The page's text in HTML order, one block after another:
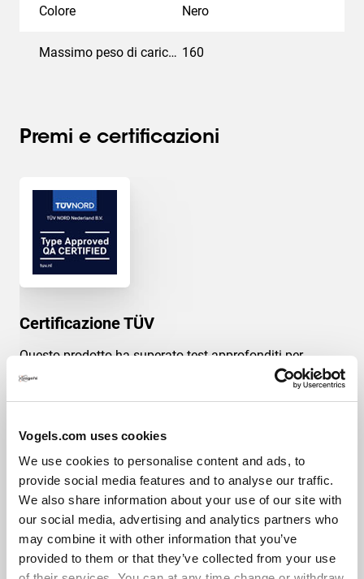
Vogels.com uses cookies
We use cookies to personalise content and ads, to
provide social media features and to analyse our traffic.
We also share information about your use of our site with
our social media, advertising and analytics partners who
may combine it with other information that you’ve
provided to them or that they’ve collected from your use
Colore Nero
Massimo peso di carico (kg) 160
Premi e certificazioni
Certificazione TÜV
Questo prodotto ha superato test approfonditi per
garantire la sua conformità allo standard di qualità TÜV
Nord. I prodotti vengono testati per sostenere, senza
professionali debbono riuscire a sostenere almeno 5
volte il peso specificato. TÜV NORD è un ente di
certificazione indipendente, riconosciuto a livello
mondiale come marchio dell'eccellenza qualitativa.